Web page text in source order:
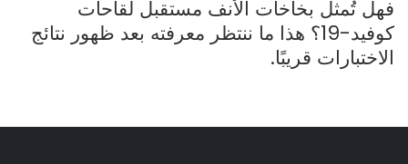
فهل تُمثل بخاخات الأنف مستقبل لقاحات
كوفيد-19؟ هذا ما ننتظر معرفته بعد ظهور نتائج
الاختبارات قريبًا.